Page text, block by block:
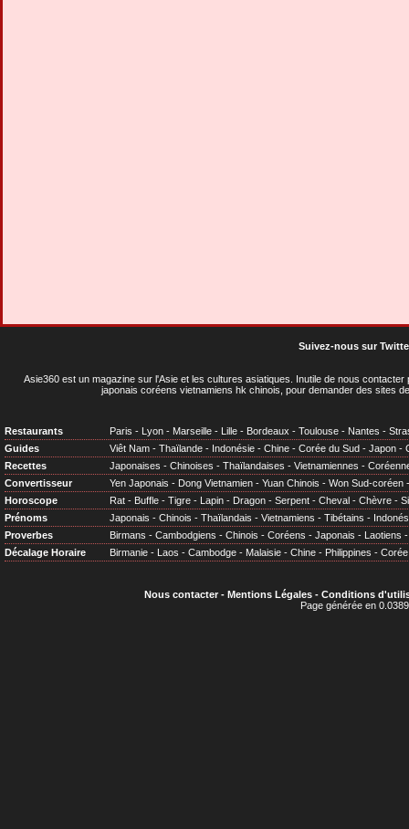
Suivez-nous sur
Asie360 est un magazine sur l'Asie et les cultures asiatiques . Inutile de nous
japonais coréens vietnamiens hk chinois, pour demander des sites
Restaurants Paris - Lyon - Marseille - Lille - Bordeaux - Toulouse - Nantes -
Guides
Viêt Nam - Thaïlande - Indonésie - Chine - Corée du Sud - Japon -
Recettes
Japonaises - Chinoises - Thaïlandaises - Vietnamiennes -
Convertisseur
Yen Japonais - Dong Vietnamien - Yuan Chinois - Won Sud-coréen
Horoscope
Rat - Buffle - Tigre - Lapin - Dragon - Serpent - Cheval - Chèvre -
Prénoms
Japonais - Chinois - Thaïlandais - Vietnamiens - Tibétains -
Proverbes
Birmans - Cambodgiens - Chinois - Coréens - Japonais - Laotiens
Décalage Horaire
Birmanie - Laos - Cambodge - Malaisie - Chine - Philippines - Corée
Nous contacter- Mentions Légales- Conditions
Page générée en